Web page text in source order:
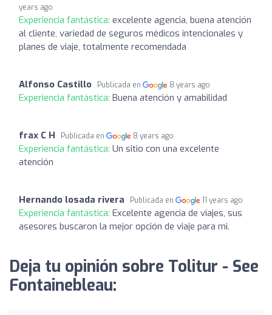
years ago
Experiencia fantástica: excelente agencia, buena atención
al cliente, variedad de seguros médicos intencionales y
planes de viaje, totalmente recomendada
Alfonso Castillo Publicada en 8 years ago
Experiencia fantástica: Buena atención y amabilidad
frax C H Publicada en 8 years ago
Experiencia fantástica: Un sitio con una excelente
atención
Hernando losada rivera Publicada en 11 years ago
Experiencia fantástica: Excelente agencia de viajes, sus
asesores buscaron la mejor opción de viaje para mi.
Deja tu opinión sobre Tolitur - See
Fontainebleau: